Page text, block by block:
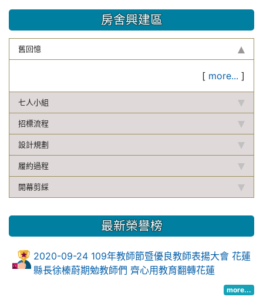
房舍興建區
舊回憶
[ more... ]
七人小組
招標流程
設計規劃
履約過程
開幕剪綵
最新榮譽榜
2020-09-24 109年教師節暨優良教師表揚大會 花蓮
縣長徐榛蔚期勉教師們 齊心用教育翻轉花蓮
more...